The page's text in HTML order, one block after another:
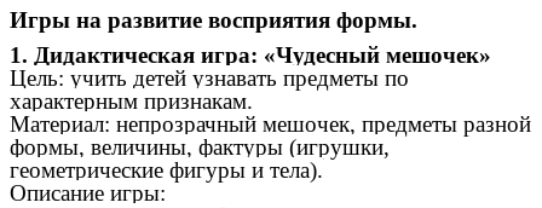
Игры на развитие восприятия формы.
1. Дидактическая игра: «Чудесный мешочек»
Цель: учить детей узнавать предметы по
характерным признакам.
Материал: непрозрачный мешочек, предметы разной
формы, величины, фактуры (игрушки,
геометрические фигуры и тела).
Описание игры: